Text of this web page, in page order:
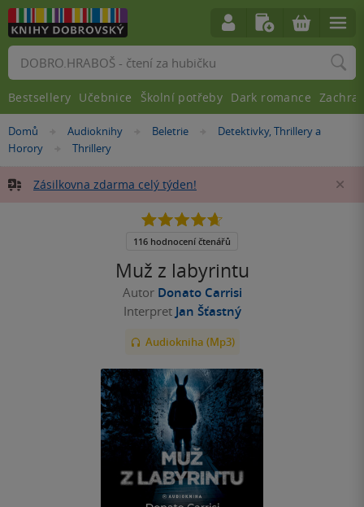
Nacházíte
se
Domů »Audioknihy »
Beletrie »
Detektivky, Thrillery a
Horory
»
Thrillery
Zásilkovna zdarma celý týden!
Muž z labyrintu
Autor Donato Carrisi
Interpret Jan Šťastný
Audiokniha (Mp3)
4.7
5
116 hodnocení čtenářů
Vyhledávání
Bestsellery Učebnice Školní potřeby Dark romance